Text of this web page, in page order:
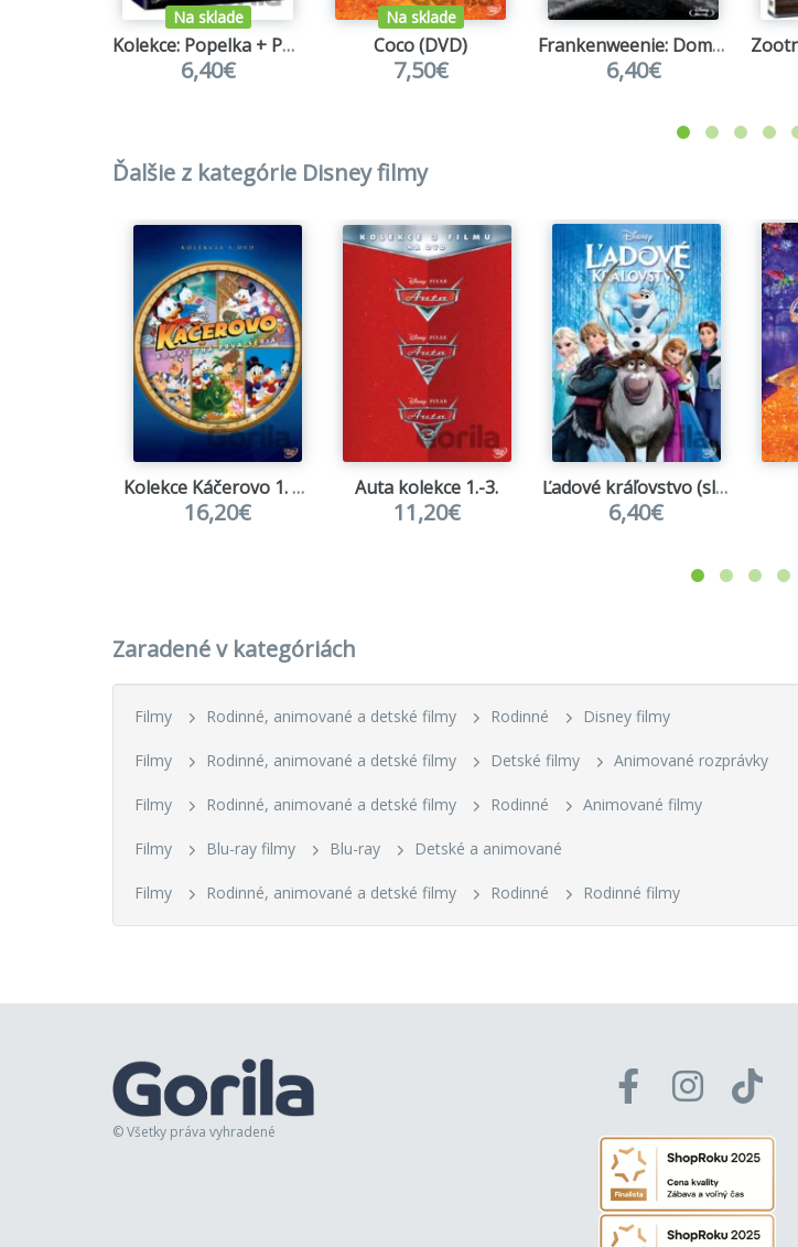
Na sklade
Kolekce: Popelka + Popelka DE (2 DVD)
6,40€
Na sklade
Coco (DVD)
7,50€
Frankenweenie: Domácí mazlíček (Blu-ray)
6,40€
Ďalšie z kategórie Disney filmy
Kolekce Káčerovo 1. séria (SK)
16,20€
Auta kolekce 1.-3.
11,20€
Ľadové kráľovstvo (slovenský dabing)
6,40€
Zaradené v kategóriách
Filmy Rodinné, animované a detské filmy Rodinné Disney filmy
Filmy Rodinné, animované a detské filmy Detské filmy Animované rozprávky
Filmy Rodinné, animované a detské filmy Rodinné Animované filmy
Filmy Blu-ray filmy Blu-ray Detské a animované
Filmy Rodinné, animované a detské filmy Rodinné Rodinné filmy
© Všetky práva vyhradené